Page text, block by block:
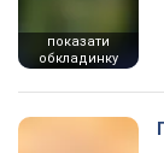
показати
обкладинку